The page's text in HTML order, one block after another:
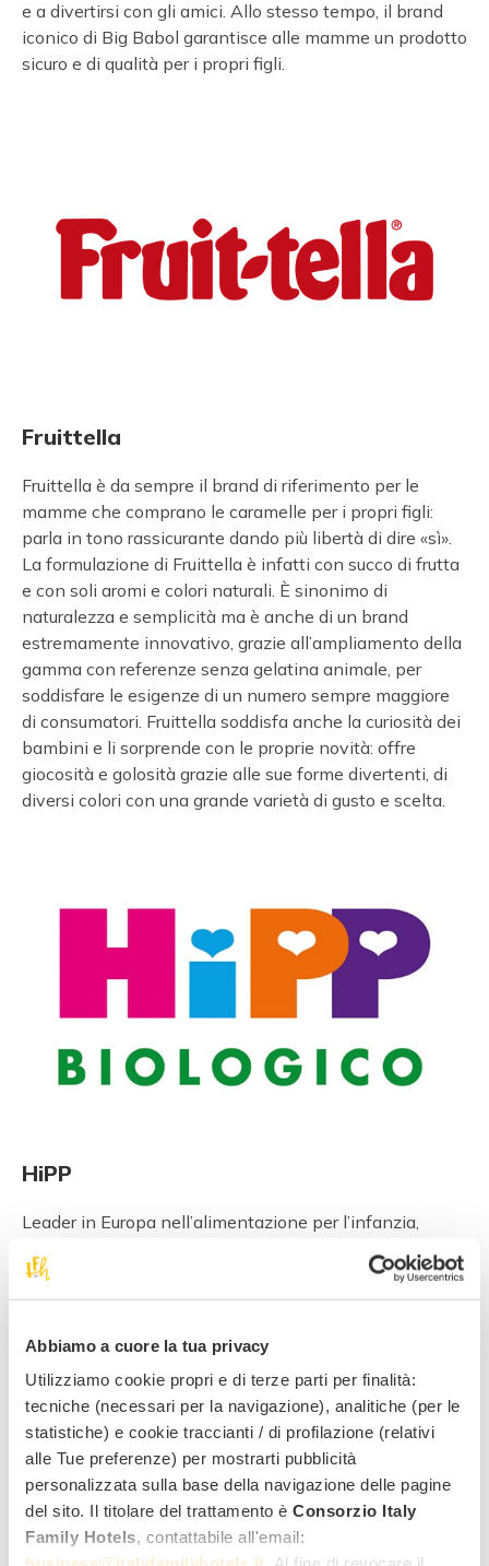
Abbiamo a cuore la tua privacy
Utilizziamo cookie propri e di terze parti per finalità:
tecniche (necessari per la navigazione), analitiche (per le
statistiche) e cookie traccianti / di profilazione (relativi
alle Tue preferenze) per mostrarti pubblicità
personalizzata sulla base della navigazione delle pagine
del sito. Il titolare del trattamento è Consorzio Italy
Family Hotels, contattabile all'email:
e a divertirsi con gli amici. Allo stesso tempo, il brand
iconico di Big Babol garantisce alle mamme un prodotto
sicuro e di qualità per i propri figli.
Fruittella
Fruittella è da sempre il brand di riferimento per le
mamme che comprano le caramelle per i propri figli:
parla in tono rassicurante dando più libertà di dire «sì».
La formulazione di Fruittella è infatti con succo di frutta
e con soli aromi e colori naturali. È sinonimo di
naturalezza e semplicità ma è anche di un brand
estremamente innovativo, grazie all’ampliamento della
gamma con referenze senza gelatina animale, per
soddisfare le esigenze di un numero sempre maggiore
di consumatori. Fruittella soddisfa anche la curiosità dei
bambini e li sorprende con le proprie novità: offre
giocosità e golosità grazie alle sue forme divertenti, di
diversi colori con una grande varietà di gusto e scelta.
HiPP
Leader in Europa nell’alimentazione per l’infanzia,
l’azienda offre prodotti per lo svezzamento di qualità
superiore grazie a ricette naturali e genuine che
utilizzano solo le migliori materie prime biologiche.
attenzione fin dai primi momenti di vita.
HiPP ha scelto di dedicarsi con amore e responsabilità
a questa missione nell’alimentazione del bambino,
nell’igiene e protezione della sua pelle.